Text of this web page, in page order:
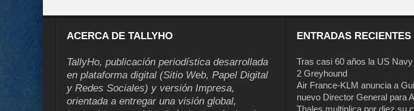
ACERCA DE TALLYHO
TallyHo, publicación periodística desarrollada
en plataforma digital (Sitio Web, Papel Digital
y Redes Sociales) y versión Impresa,
orientada a entregar una visión global,
ENTRADAS RECIENTES
Tras casi 60 años la US
2 Greyhound
Air France-KLM anuncia a
nuevo Director General para